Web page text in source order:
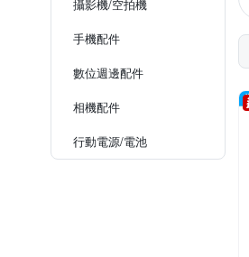
攝影機/空拍機
手機配件
數位週邊配件
相機配件
行動電源/電池